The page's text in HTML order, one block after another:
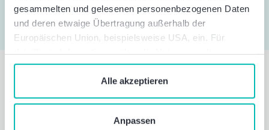
gesammelten und gelesenen personenbezogenen Daten
und deren etwaige Übertragung außerhalb der
Europäischen Union, beispielsweise USA, ein. Für
Verwaltung von Cookies klicken Sie auf „Details“. Mit
dem Klick auf „Cookies verbieten“ lehnen Sie die
Verwendung von zustimmungspflichtigen Cookies ab. Sie
, wenn Sie unsere Webseite
Alle akzeptieren
Anpassen
Informiert bleiben. Mit
unseren Newslettern.